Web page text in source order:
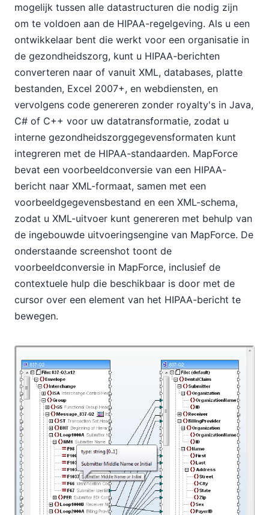
mogelijk tussen alle datastructuren die nodig zijn
om te voldoen aan de HIPAA-regelgeving. Als u een
ontwikkelaar bent die werkt voor een organisatie in
de gezondheidszorg, kunt u HIPAA-berichten
converteren naar of vanuit XML, databases, platte
bestanden, Excel 2007+, en webdiensten, en
vervolgens code genereren zonder royalty's in Java,
C# of C++ voor uw datatransformatie, zodat u
interne gezondheidszorggegevensformaten kunt
integreren met de HIPAA-standaarden. MapForce
bevat een voorbeeldconversie van een HIPAA-
bericht naar XML-formaat, samen met een
voorbeeldgegevensbestand en een XML-schema,
zodat u XML-uitvoer kunt genereren met behulp van
de ingebouwde uitvoeringsengine van MapForce. De
onderstaande screenshot toont de
voorbeeldconversie in MapForce, inclusief de
contextuele hulp die beschikbaar is door met de
cursor over een element van het HIPAA-bericht te
bewegen.